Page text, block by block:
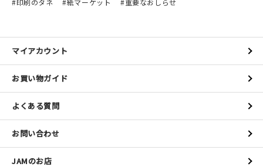
印刷のタネ
紙マーケット 重要なおしらせ
マイアカウント
お買い物ガイド
よくある質問
お問い合わせ
JAMのお店